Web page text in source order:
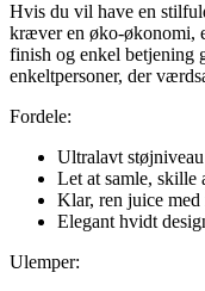
Hvis du vil have en
kræver en øko-økonomi,
finish og enkel betjening
enkeltpersoner, der
Fordele:
Ultralavt
Let at samle, skille
Klar, ren juice
Elegant hvidt
Ulemper: